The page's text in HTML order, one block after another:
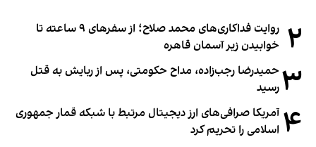
۲
روایت فداکاری‌های محمد صلاح؛ از سفرهای ۹ ساعته تا
خوابیدن زیر آسمان قاهره
۳ حمیدرضا رجب‌زاده، مداح حکومتی، پس از ربایش به قتل
رسید
۴ آمریکا صرافی‌های ارز دیجیتال مرتبط با شبکه قمار جمهوری
اسلامی را تحریم کرد